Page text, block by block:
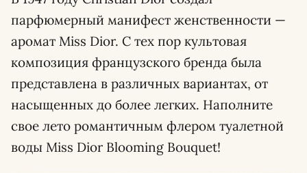
парфюмерный манифест женственности —
аромат Miss Dior. С тех пор культовая
композиция французского бренда была
представлена в различных вариантах, от
насыщенных до более легких. Наполните
свое лето романтичным флером туалетной
воды Miss Dior Blooming Bouquet!